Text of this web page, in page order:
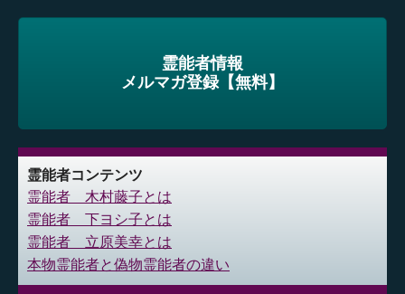
霊能者情報
メルマガ登録【無料】
霊能者コンテンツ
霊能者 木村藤子とは
霊能者 下ヨシ子とは
霊能者 立原美幸とは
本物霊能者と偽物霊能者の違い